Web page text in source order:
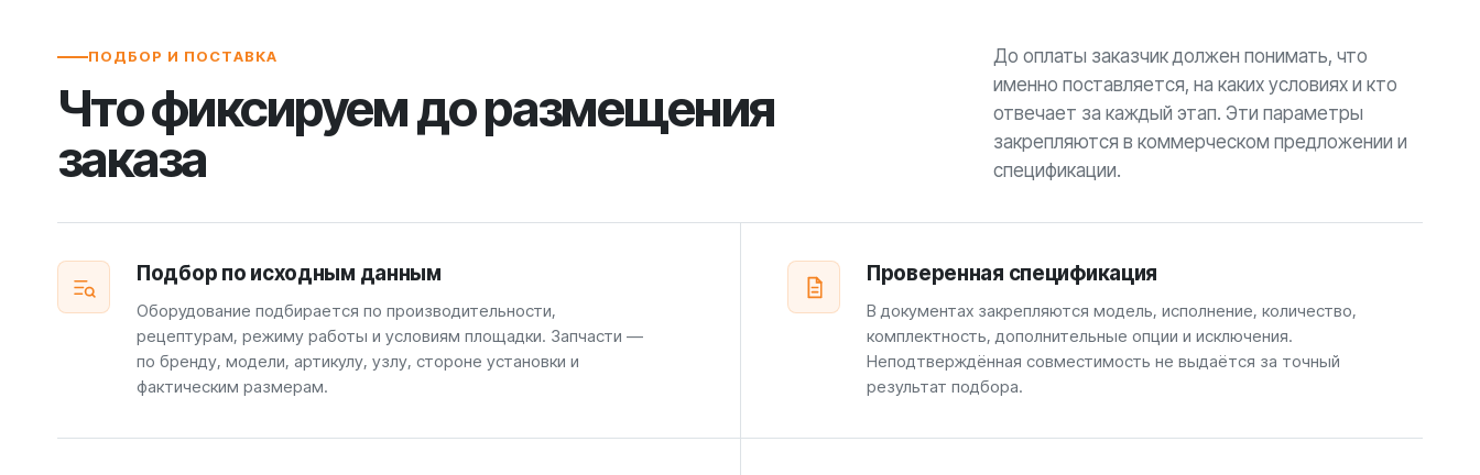
ПОДБОР И ПОСТАВКА
Что фиксируем до размещения
заказа
До оплаты заказчик должен понимать, что
именно поставляется, на каких условиях и кто
отвечает за каждый этап. Эти параметры
закрепляются в коммерческом предложении и
спецификации.
Подбор по исходным данным
Оборудование подбирается по производительности,
рецептурам, режиму работы и условиям площадки. Запчасти —
по бренду, модели, артикулу, узлу, стороне установки и
фактическим размерам.
Проверенная спецификация
В документах закрепляются модель, исполнение, количество,
комплектность, дополнительные опции и исключения.
Неподтверждённая совместимость не выдаётся за точный
результат подбора.